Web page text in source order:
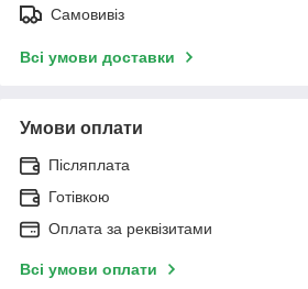
Самовивіз
Всі умови доставки
Умови оплати
Післяплата
Готівкою
Оплата за реквізитами
Всі умови оплати